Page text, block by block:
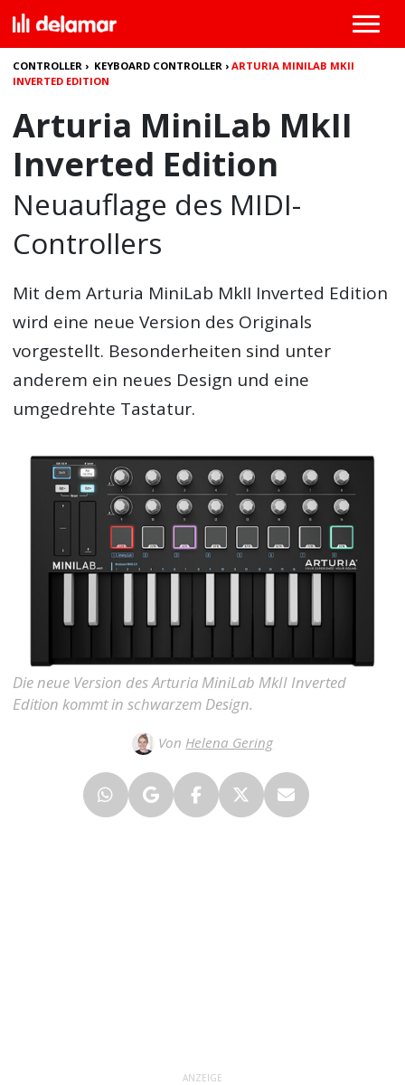
CONTROLLER › KEYBOARD CONTROLLER ›ARTURIA MINILAB MKII
INVERTED EDITION
Arturia MiniLab MkII
Inverted Edition
Neuauflage des MIDI-
Controllers
Mit dem Arturia MiniLab MkII Inverted Edition
wird eine neue Version des Originals
vorgestellt. Besonderheiten sind unter
anderem ein neues Design und eine
umgedrehte Tastatur.
Die neue Version des Arturia MiniLab MkII Inverted
Edition kommt in schwarzem Design.
Von Helena Gering
ANZEIGE